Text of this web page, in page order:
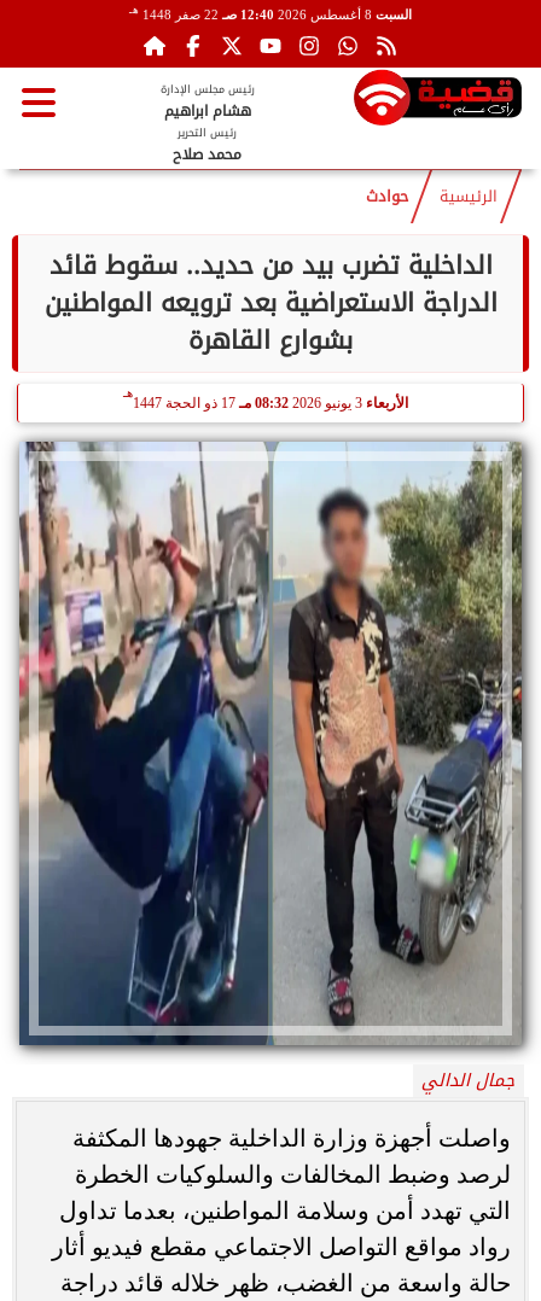
السبت 12:40 صـ 22 صفر 1448 هـ
رئيس مجلس الإدارة
هشام ابراهيم
رئيس التحرير
محمد صلاح
الرئيسية حوادث
الداخلية تضرب بيد من حديد.. سقوط قائد
الدراجة الاستعراضية بعد ترويعه المواطنين
بشوارع القاهرة
الأربعاء 08:32 مـ 17 ذو الحجة 1447
هـ
جمال الدالي
واصلت أجهزة وزارة الداخلية جهودها المكثفة
لرصد وضبط المخالفات والسلوكيات الخطرة
التي تهدد أمن وسلامة المواطنين، بعدما تداول
رواد مواقع التواصل الاجتماعي مقطع فيديو أثار
حالة واسعة من الغضب، ظهر خلاله قائد دراجة